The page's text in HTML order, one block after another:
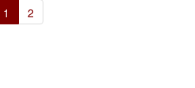
1 2